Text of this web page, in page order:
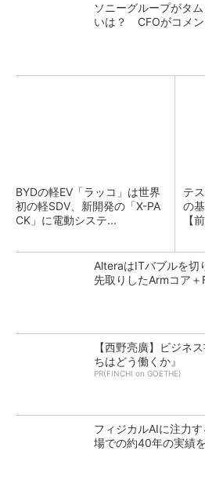
ソニーグループがタ
いは？ CFOがコメン
BYDの軽EV「ラッコ」は世界
初の軽SDV、新開発の「X-PA
CK」に電動システ...
テ
の
【
AlteraはITバブルを切
先取りしたArmコア＋
【西野亮廣】ビジネ
ちはどう働くか』
PR(FINCHI on GOETHE)
フィジカルAIに注力
場での約40年の実績